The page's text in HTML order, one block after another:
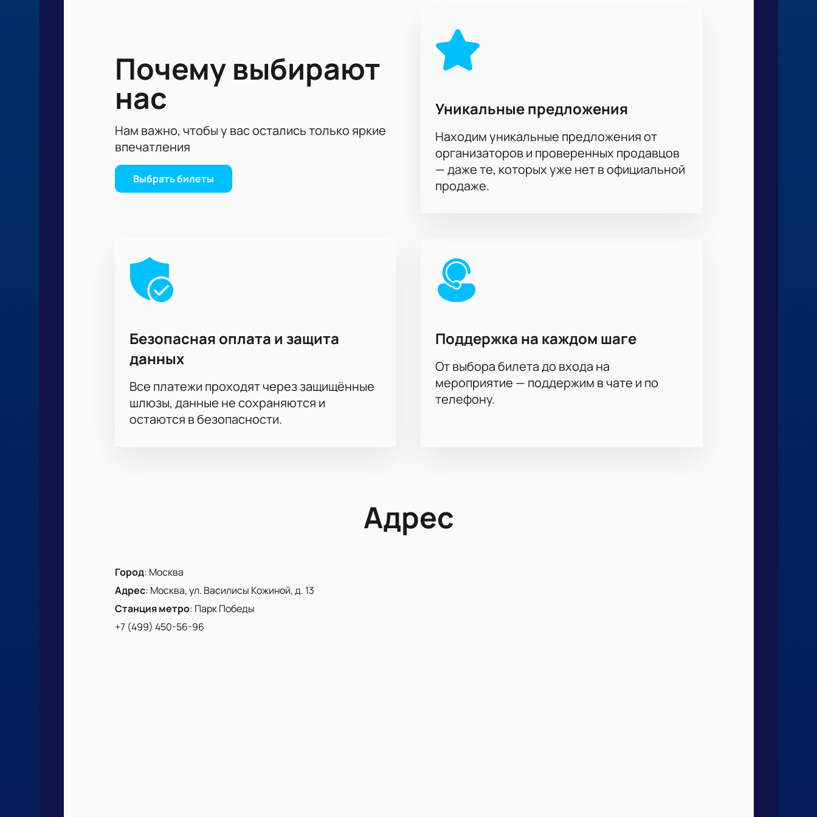
обеспечить себе место на этом значительном матче, рекомендуем заранеекупить билеты
Почему выбирают
нас
Нам важно, чтобы у вас остались только яркие
впечатления
Выбрать билеты
Уникальные предложения
Находим уникальные предложения от
организаторов и проверенных продавцов
— даже те, которых уже нет в официальной
продаже.
Безопасная оплата и защита
данных
Все платежи проходят через защищённые
шлюзы, данные не сохраняются и
остаются в безопасности.
Поддержка на каждом шаге
От выбора билета до входа на
мероприятие — поддержим в чате и по
телефону.
Адрес
Город: Москва
Адрес: Москва, ул. Василисы Кожиной, д. 13
Станция метро: Парк Победы
+7 (499) 450-56-96